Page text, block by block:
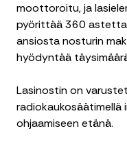
moottoroitu, ja
pyörittää 360 astetta.
ansiosta nosturin
hyödyntää
Lasinostin on
radiokaukosäätimellä
ohjaamiseen etänä.